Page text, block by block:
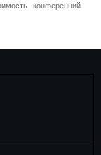
конференций